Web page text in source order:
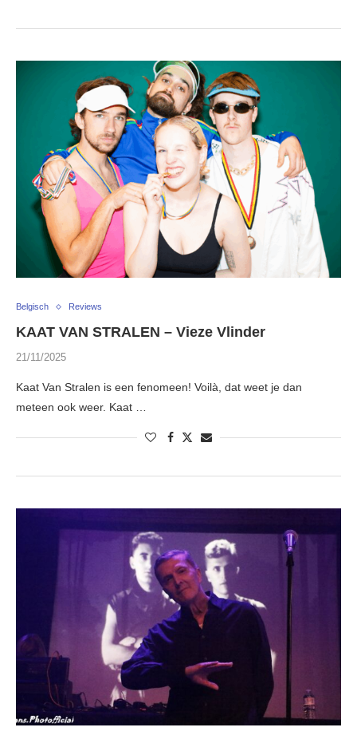
Belgisch Reviews
KAAT VAN STRALEN – Vieze Vlinder
21/11/2025
Kaat Van Stralen is een fenomeen! Voilà, dat weet je dan
meteen ook weer. Kaat …